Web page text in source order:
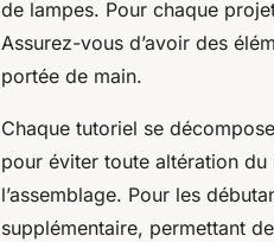
de lampes. Pour chaque
Assurez-vous d’avoir des
portée de main.
Chaque tutoriel se
pour éviter toute altération
l’assemblage. Pour les
supplémentaire, permettant